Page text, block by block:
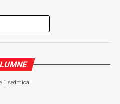
1 sedmica